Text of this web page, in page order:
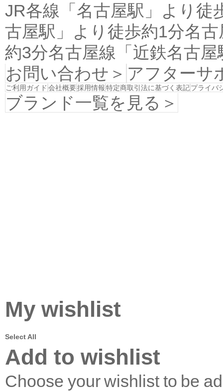
JR各線「名古屋駅」より徒
古屋駅」より徒歩約1分名
約3分名古屋線「近鉄名古
お問い合わせ＞ アフターサ
ご利用ガイド 会社概要採用情報特定商取引法に基づく表記プライバ
ブランド一覧を見る＞
My wishlist
Select All
Add to wishlist
Choose your wishlist to be